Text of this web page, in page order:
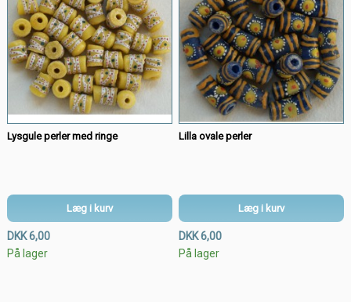
Lysgule perler med ringe
Læg i kurv
DKK 6,00
På lager
Lilla ovale perler
Læg i kurv
DKK 6,00
På lager